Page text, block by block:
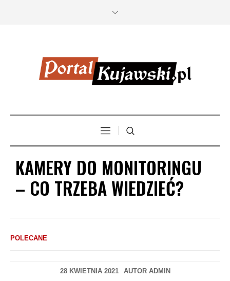
KAMERY DO MONITORINGU
– CO TRZEBA WIEDZIEĆ?
POLECANE
28 KWIETNIA 2021 AUTOR ADMIN